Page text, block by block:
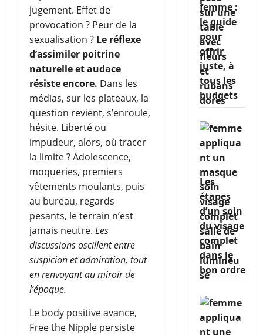
jugement. Effet de
provocation ? Peur de la
sexualisation ? Le réflexe
d’assimiler poitrine
naturelle et audace
résiste encore. Dans les
médias, sur les plateaux, la
question revient, s’enroule,
hésite. Liberté ou
impudeur, alors, où tracer
la limite ? Adolescence,
moqueries, premiers
vêtements moulants, puis
au bureau, regards
pesants, le terrain n’est
jamais neutre. Les
discussions oscillent entre
suspicion et admiration, tout
en renvoyant au miroir de
l’époque.
Le body positive avance,
Free the Nipple persiste
femme :
le guide
pour
offrir
juste, à
tous les
budgets
Les
étapes
d’un soin
du visage
complet
dans le
bon ordre